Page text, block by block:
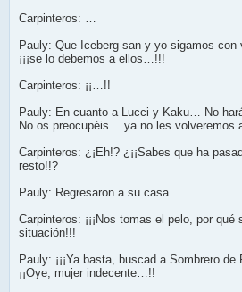
Carpinteros: …
Pauly: Que Iceberg-san y yo sigamos con
¡¡¡se lo debemos a ellos…!!!
Carpinteros: ¡¡…!!
Pauly: En cuanto a Lucci y Kaku… No
No os preocupéis… ya no les volveremos
Carpinteros: ¿¡Eh!? ¿¡¡Sabes que ha
resto!!?
Pauly: Regresaron a su casa…
Carpinteros: ¡¡¡Nos tomas el pelo, por
situación!!!
Pauly: ¡¡¡Ya basta, buscad a Sombrero de
¡¡Oye, mujer indecente…!!